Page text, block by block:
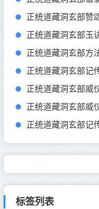
正统道藏洞玄部威
标签列表